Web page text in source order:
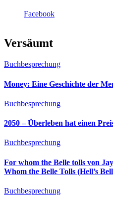
Facebook
Versäumt
Buchbesprechung
Money: Eine Geschichte der
Buchbesprechung
2050 – Überleben hat einen
Buchbesprechung
For whom the Belle tolls von Jaysea Lyn,
Whom the Belle Tolls (Hell’s
Buchbesprechung